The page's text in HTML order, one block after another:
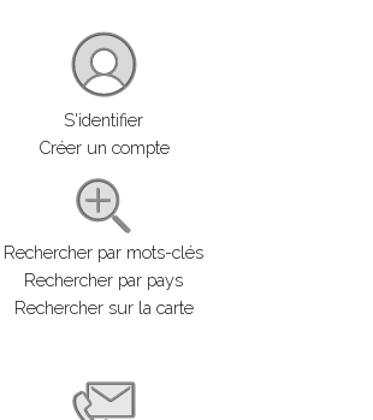
S'identifier
Créer un compte
Rechercher par mots-clés
Rechercher par pays
Rechercher sur la carte